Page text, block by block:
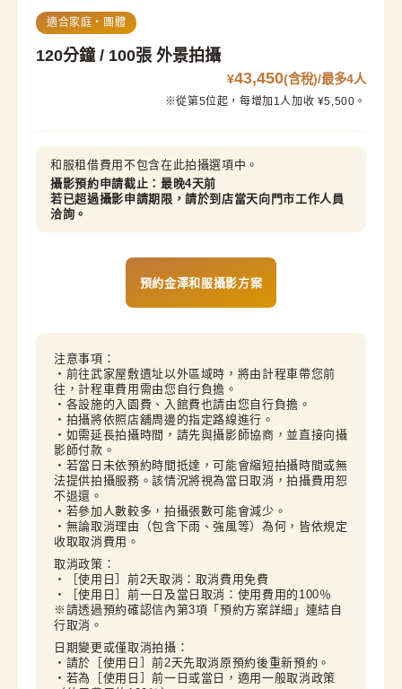
適合家庭・團體
120分鐘 / 100張 外景拍攝
¥43,450(含稅)/最多4人
※從第5位起，每增加1人加收 ¥5,500。
和服租借費用不包含在此拍攝選項中。
攝影預約申請截止：最晚4天前
若已超過攝影申請期限，請於到店當天向門市工作人員
洽詢。
預約金澤和服攝影方案
注意事項：
・前往武家屋敷遺址以外區域時，將由計程車帶您前
往，計程車費用需由您自行負擔。
・各設施的入園費、入館費也請由您自行負擔。
・拍攝將依照店舖周邊的指定路線進行。
・如需延長拍攝時間，請先與攝影師協商，並直接向攝
影師付款。
・若當日未依預約時間抵達，可能會縮短拍攝時間或無
法提供拍攝服務。該情況將視為當日取消，拍攝費用恕
不退還。
・若參加人數較多，拍攝張數可能會減少。
・無論取消理由（包含下雨、強風等）為何，皆依規定
收取取消費用。
取消政策：
・［使用日］前2天取消：取消費用免費
・［使用日］前一日及當日取消：使用費用的100％
※請透過預約確認信內第3項「預約方案詳細」連結自
行取消。
日期變更或僅取消拍攝：
・請於［使用日］前2天先取消原預約後重新預約。
・若為［使用日］前一日或當日，適用一般取消政策